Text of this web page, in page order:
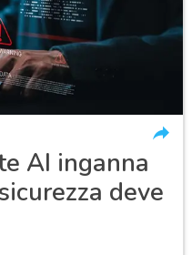
AI inganna
deve